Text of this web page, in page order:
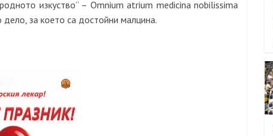
изкуство” – Omnium atrium medicina nobilissima
за което са достойни малцина.